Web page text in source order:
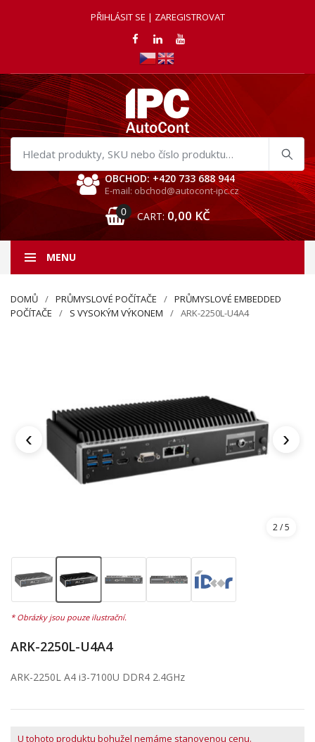
PŘIHLÁSIT SE | ZAREGISTROVAT
Hledat
produkty
OBCHOD: +420 733 688 944
E-mail: obchod@autocont-ipc.cz
0 CART: 0,00 KČ
MENU
DOMŮ PRŮMYSLOVÉ POČÍTAČE
PRŮMYSLOVÉ EMBEDDED
POČÍTAČE
S VYSOKÝM VÝKONEM ARK-2250L-U4A4
‹ ›
2/ 5
ARK-2250L-U4A4
ARK-2250L A4 i3-7100U DDR4 2.4GHz
U tohoto produktu bohužel nemáme stanovenou cenu.